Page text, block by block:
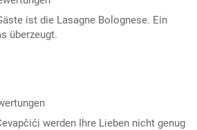
ist die Lasagne Bolognese. Ein
überzeugt.
werden Ihre Lieben nicht genug